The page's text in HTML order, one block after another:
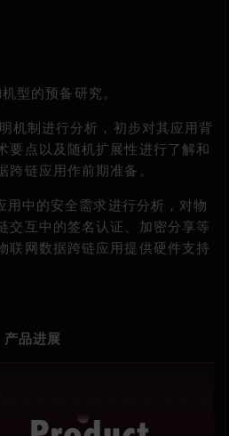
型的预备研究。
机制进行分析，初步对其应用背
要点以及随机扩展性进行了解和
链应用作前期准备。
用中的安全需求进行分析，对物
交互中的签名认证、加密分享等
联网数据跨链应用提供硬件支持
产品进展